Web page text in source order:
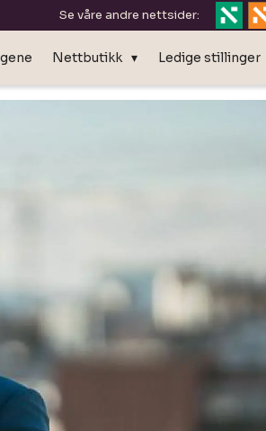
Se våre andre nettsider:
Nettbutikk Ledige stillinger